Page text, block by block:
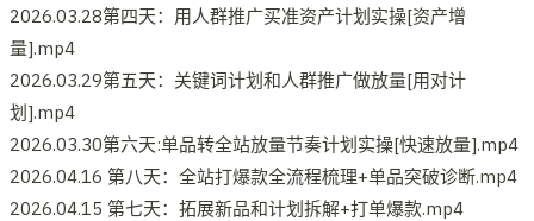
2026.03.28第四天：用人群推广买准资产计划实操[资产增
量].mp4
2026.03.29第五天：关键词计划和人群推广做放量[用对计
划].mp4
2026.03.30第六天:单品转全站放量节奏计划实操[快速放量].mp4
2026.04.16 第八天：全站打爆款全流程梳理+单品突破诊断.mp4
2026.04.15 第七天：拓展新品和计划拆解+打单爆款.mp4